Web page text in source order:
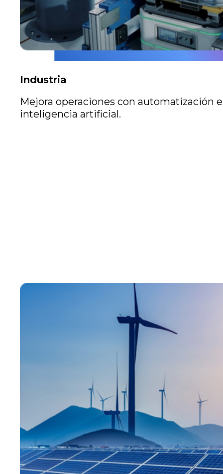
Industria
Mejora operaciones con automatización e
inteligencia artificial.